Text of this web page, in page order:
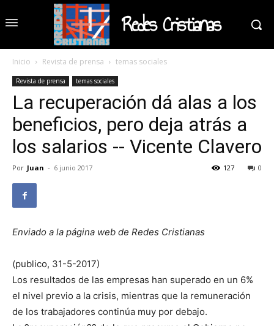
Redes Cristianas
Inicio Revista de prensa temas sociales
Revista de prensa temas sociales
La recuperación dá alas a los
beneficios, pero deja atrás a
los salarios -- Vicente Clavero
Por Juan - 6 junio 2017 0
127
Enviado a la página web de Redes Cristianas
(publico, 31-5-2017)
Los resultados de las empresas han superado en un 6%
el nivel previo a la crisis, mientras que la remuneración
de los trabajadores continúa muy por debajo.